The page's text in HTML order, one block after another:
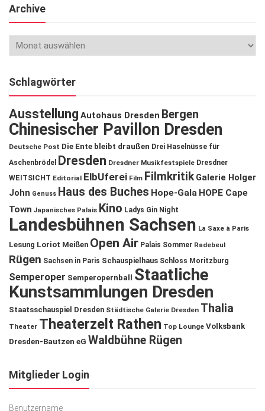
Archive
Schlagwörter
Ausstellung Autohaus Dresden Bergen
Chinesischer Pavillon Dresden
Deutsche Post Die Ente bleibt draußen Drei Haselnüsse für
Aschenbrödel
Dresden Dresdner Musikfestspiele Dresdner
WEITSICHT Editorial ElbUferei Film Filmkritik Galerie Holger
John Genuss Haus des Buches Hope-Gala HOPE Cape
Town Japanisches Palais Kino Ladys Gin Night
Landesbühnen Sachsen La Saxe à Paris
Lesung Loriot Meißen Open Air Palais Sommer Radebeul
Rügen Sachsen in Paris Schauspielhaus Schloss Moritzburg
Semperoper Semperopernball
Staatliche
Kunstsammlungen Dresden
Staatsschauspiel Dresden Städtische Galerie Dresden Thalia
Theater Theaterzelt Rathen Top Lounge Volksbank
Dresden-Bautzen eG Waldbühne Rügen
Mitglieder Login
Benutzername